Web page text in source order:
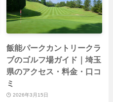
飯能パークカントリークラ
ブのゴルフ場ガイド｜埼玉
県のアクセス・料金・口コ
ミ
2026年3月15日